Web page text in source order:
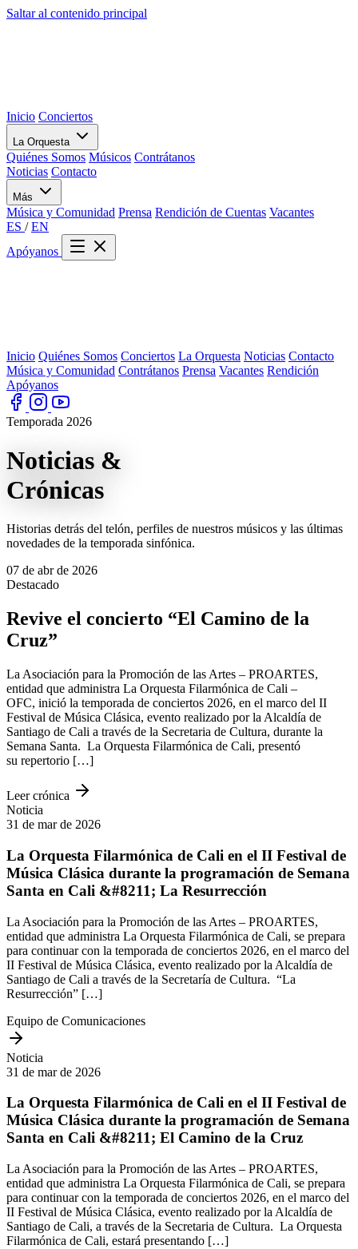
Saltar al contenido principal
Inicio Conciertos
La Orquesta
Quiénes Somos Músicos Contrátanos
Noticias Contacto
Más
Música y Comunidad Prensa Rendición de Cuentas Vacantes
ES / EN
Apóyanos
Inicio Quiénes Somos Conciertos La Orquesta Noticias Contacto
Música y Comunidad Contrátanos Prensa Vacantes Rendición
Apóyanos
Temporada 2026
Noticias &
Crónicas
Historias detrás del telón, perfiles de nuestros músicos y las últimas
novedades de la temporada sinfónica.
07 de abr de 2026
Destacado
Revive el concierto “El Camino de la
Cruz”
La Asociación para la Promoción de las Artes – PROARTES,
entidad que administra La Orquesta Filarmónica de Cali –
OFC, inició la temporada de conciertos 2026, en el marco del II
Festival de Música Clásica, evento realizado por la Alcaldía de
Santiago de Cali a través de la Secretaria de Cultura, durante la
Semana Santa. La Orquesta Filarmónica de Cali, presentó
su repertorio […]
Leer crónica
Noticia
31 de mar de 2026
La Orquesta Filarmónica de Cali en el II Festival de
Música Clásica durante la programación de Semana
Santa en Cali &#8211; La Resurrección
La Asociación para la Promoción de las Artes – PROARTES,
entidad que administra La Orquesta Filarmónica de Cali, se prepara
para continuar con la temporada de conciertos 2026, en el marco del
II Festival de Música Clásica, evento realizado por la Alcaldía de
Santiago de Cali a través de la Secretaría de Cultura. “La
Resurrección” […]
Equipo de Comunicaciones
Noticia
31 de mar de 2026
La Orquesta Filarmónica de Cali en el II Festival de
Música Clásica durante la programación de Semana
Santa en Cali &#8211; El Camino de la Cruz
La Asociación para la Promoción de las Artes – PROARTES,
entidad que administra La Orquesta Filarmónica de Cali, se prepara
para continuar con la temporada de conciertos 2026, en el marco del
II Festival de Música Clásica, evento realizado por la Alcaldía de
Santiago de Cali, a través de la Secretaria de Cultura. La Orquesta
Filarmónica de Cali, estará presentando […]